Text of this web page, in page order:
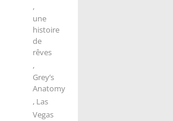
,
une
histoire
de
rêves
,
Grey’s
Anatomy
, Las
Vegas